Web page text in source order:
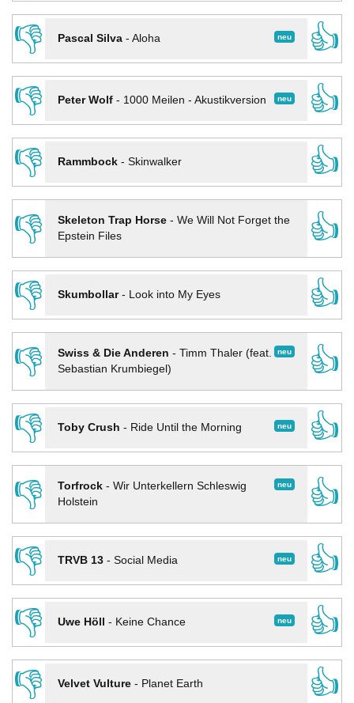
👎
neu
Pascal Silva- Aloha
👍
👎
neu
Peter Wolf- 1000 Meilen - Akustikversion
👍
👎
Rammbock- Skinwalker
👍
👎
Skeleton Trap Horse- We Will Not Forget the
Epstein Files
👍
👎
Skumbollar- Look into My Eyes
👍
👎
neu
Swiss & Die Anderen - Timm Thaler (feat.
Sebastian Krumbiegel)
👍
👎
neu
Toby Crush - Ride Until the Morning
👍
👎
neu
Torfrock- Wir Unterkellern Schleswig
Holstein
👍
👎
neu
TRVB 13- Social Media
👍
👎
neu
Uwe Höll - Keine Chance
👍
👎
Velvet Vulture- Planet Earth
👍